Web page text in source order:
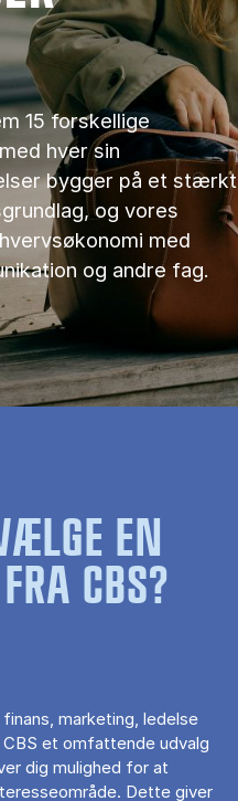
15 forskellige
hver sin
bygger på et stærkt
og vores
med
og andre fag.
EN
CBS?
marketing, ledelse
CBS et omfattende udvalg
dig mulighed for at
Dette giver